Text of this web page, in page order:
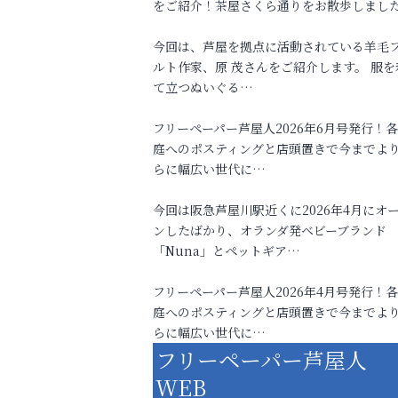
をご紹介！茶屋さくら通りをお散歩しまし
今回は、芦屋を拠点に活動されている羊毛
ルト作家、原 茂さんをご紹介します。 服を
て立つぬいぐる…
フリーペーパー芦屋人2026年6月号発行！
庭へのポスティングと店頭置きで今までよ
らに幅広い世代に…
今回は阪急芦屋川駅近くに2026年4月にオ
ンしたばかり、オランダ発ベビーブランド
「Nuna」とペットギア…
フリーペーパー芦屋人2026年4月号発行！
庭へのポスティングと店頭置きで今までよ
らに幅広い世代に…
フリーペーパー芦屋人
WEB